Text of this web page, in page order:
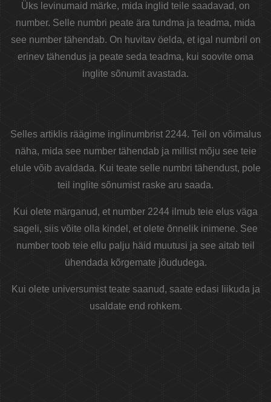
Üks levinumaid märke, mida inglid teile saadavad, on
number. Selle numbri peate ära tundma ja teadma, mida
see number tähendab. On huvitav öelda, et igal numbril on
erinev tähendus ja peate seda teadma, kui soovite oma
inglite sõnumit avastada.
Selles artiklis räägime inglinumbrist 2244. Teil on võimalus
näha, mida see number tähendab ja millist mõju see teie
elule võib avaldada. Kui teate selle numbri tähendust, pole
teil inglite sõnumist raske aru saada.
Kui olete märganud, et number 2244 ilmub teie elus väga
sageli, siis võite olla kindel, et olete õnnelik inimene. See
number toob teie ellu palju häid muutusi ja see aitab teil
ühendada kõrgemate jõududega.
Kui olete universumist teate saanud, saate edasi liikuda ja
usaldate end rohkem.